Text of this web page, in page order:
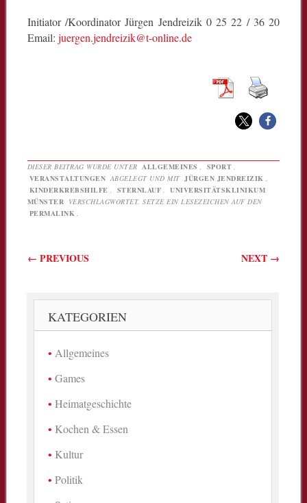
Initiator /Koordinator Jürgen Jendreizik 0 25 22 / 36 20
Email: juergen.jendreizik@t-online.de
DIESER BEITRAG WURDE UNTER ALLGEMEINES SPORT
VERANSTALTUNGEN ABGELEGT UND MIT JÜRGEN JENDREIZIK
KINDERKREBSHILFE
STERNLAUF
UNIVERSITÄTSKLINIKUM
MÜNSTER
VERSCHLAGWORTET. SETZE EIN LESEZEICHEN AUF DEN
PERMALINK
Beitragsnavigation
← PREVIOUS NEXT →
KATEGORIEN
Allgemeines
Games
Heimatgeschichte
Kochen & Essen
Kultur
Politik